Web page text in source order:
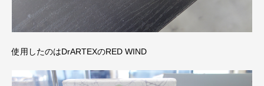
使用したのはDrARTEXのRED WIND